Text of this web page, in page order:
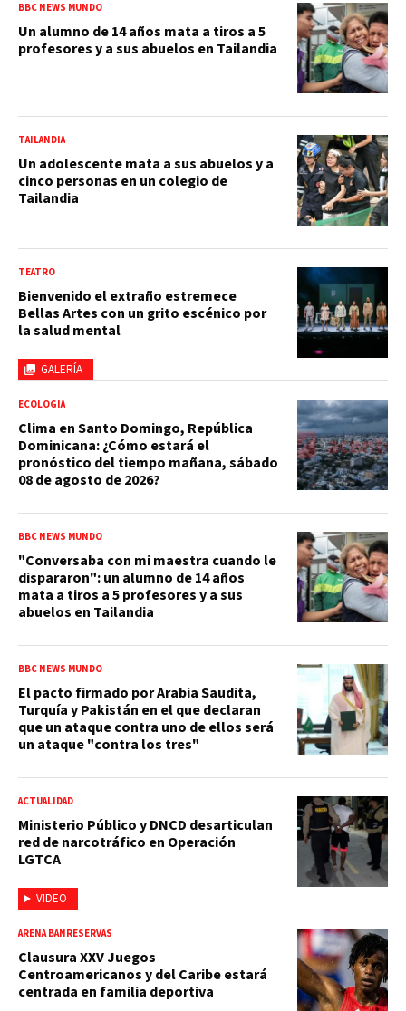
BBC NEWS MUNDO
Un alumno de 14 años mata a tiros a 5
profesores y a sus abuelos en Tailandia
TAILANDIA
Un adolescente mata a sus abuelos y a
cinco personas en un colegio de
Tailandia
GALERÍA
TEATRO
Bienvenido el extraño estremece
Bellas Artes con un grito escénico por
la salud mental
ECOLOGÍA
Clima en Santo Domingo, República
Dominicana: ¿Cómo estará el
pronóstico del tiempo mañana, sábado
08 de agosto de 2026?
BBC NEWS MUNDO
"Conversaba con mi maestra cuando le
dispararon": un alumno de 14 años
mata a tiros a 5 profesores y a sus
abuelos en Tailandia
BBC NEWS MUNDO
El pacto firmado por Arabia Saudita,
Turquía y Pakistán en el que declaran
que un ataque contra uno de ellos será
un ataque "contra los tres"
VIDEO
ACTUALIDAD
Ministerio Público y DNCD desarticulan
red de narcotráfico en Operación
LGTCA
ARENA BANRESERVAS
Clausura XXV Juegos
Centroamericanos y del Caribe estará
centrada en familia deportiva